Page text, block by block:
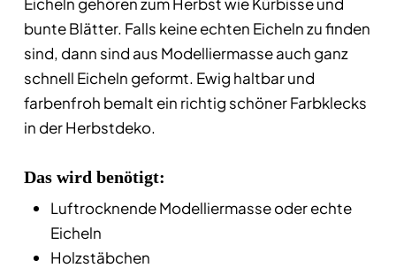
bunte Blätter. Falls keine echten Eicheln zu finden
sind, dann sind aus Modelliermasse auch ganz
schnell Eicheln geformt. Ewig haltbar und
farbenfroh bemalt ein richtig schöner Farbklecks
in der Herbstdeko.
Das wird benötigt:
Luftrocknende Modelliermasse oder echte
Eicheln
Holzstäbchen